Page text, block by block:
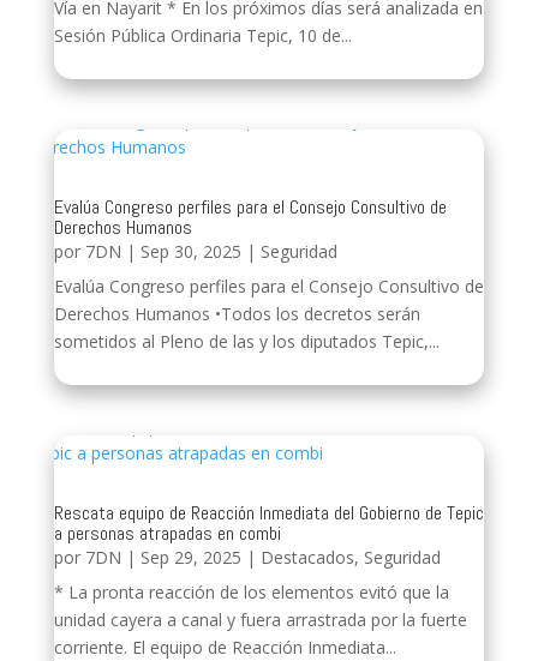
Vía en Nayarit * En los próximos días será analizada en
Sesión Pública Ordinaria Tepic, 10 de...
Evalúa Congreso perfiles para el Consejo Consultivo de
Derechos Humanos
por 7DN | Sep 30, 2025 | Seguridad
Evalúa Congreso perfiles para el Consejo Consultivo de
Derechos Humanos •Todos los decretos serán
sometidos al Pleno de las y los diputados Tepic,...
Rescata equipo de Reacción Inmediata del Gobierno de Tepic
a personas atrapadas en combi
por 7DN | Sep 29, 2025 | Destacados, Seguridad
* La pronta reacción de los elementos evitó que la
unidad cayera a canal y fuera arrastrada por la fuerte
corriente. El equipo de Reacción Inmediata...